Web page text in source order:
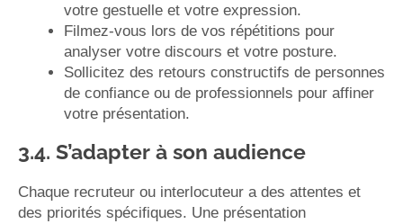
votre gestuelle et votre expression.
Filmez-vous lors de vos répétitions pour
analyser votre discours et votre posture.
Sollicitez des retours constructifs de personnes
de confiance ou de professionnels pour affiner
votre présentation.
3.4. S’adapter à son audience
Chaque recruteur ou interlocuteur a des attentes et
des priorités spécifiques. Une présentation